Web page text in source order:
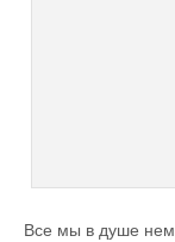
Все мы в душе